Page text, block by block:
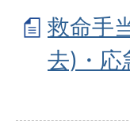
救命手
去)・応